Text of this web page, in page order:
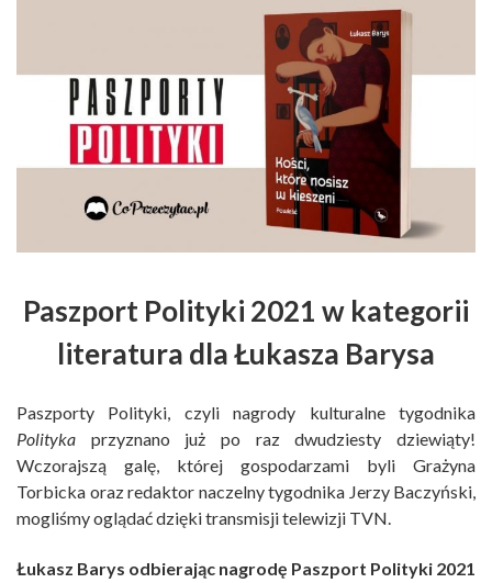
Paszport Polityki 2021 w kategorii
literatura dla Łukasza Barysa
Paszporty Polityki, czyli nagrody kulturalne tygodnika
Polityka przyznano już po raz dwudziesty dziewiąty!
Wczorajszą galę, której gospodarzami byli Grażyna
Torbicka oraz redaktor naczelny tygodnika Jerzy Baczyński,
mogliśmy oglądać dzięki transmisji telewizji TVN.
Łukasz Barys odbierając nagrodę Paszport Polityki 2021